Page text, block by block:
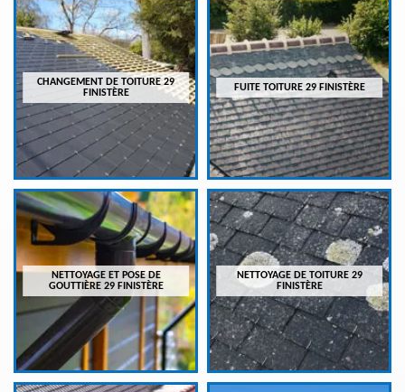
CHANGEMENT DE TOITURE 29
FINISTÈRE
FUITE TOITURE 29 FINISTÈRE
NETTOYAGE ET POSE DE
GOUTTIÈRE 29 FINISTÈRE
NETTOYAGE DE TOITURE 29
FINISTÈRE